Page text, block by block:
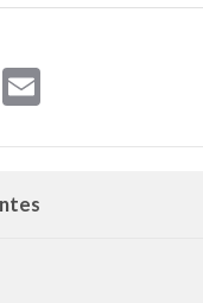
WhatsApp